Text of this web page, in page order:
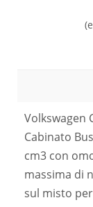
Volkswagen
Cabinato
cm3 con
massima di
sul misto